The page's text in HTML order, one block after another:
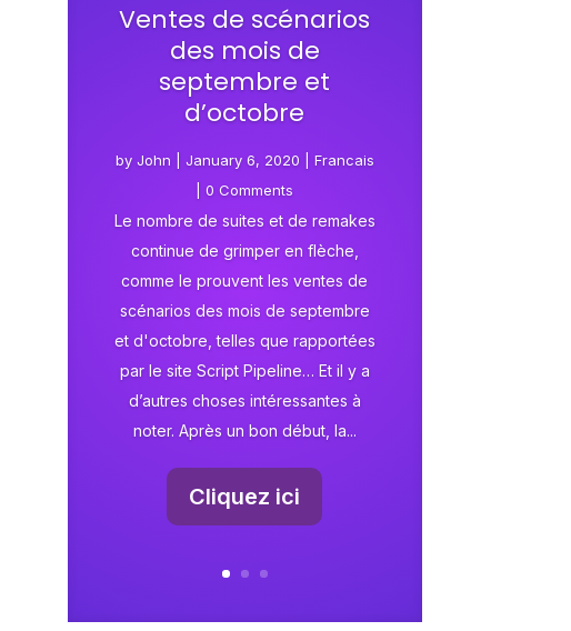
Ventes de scénarios
des mois de
septembre et
d’octobre
by John January 6, 2020
Francais
| 0 Comments
Le nombre de suites et de remakes
continue de grimper en flèche,
comme le prouvent les ventes de
scénarios des mois de septembre
et d'octobre, telles que rapportées
par le site Script Pipeline… Et il y a
d’autres choses intéressantes à
noter. Après un bon début, la...
Cliquez ici